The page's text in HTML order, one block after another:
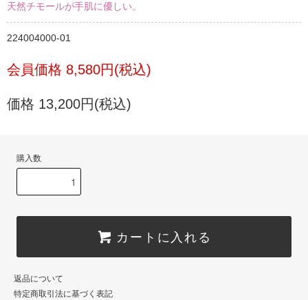
天然チモールが手肌に優しい。
224004000-01
会員価格 8,580円(税込)
価格 13,200円(税込)
購入数
カートに入れる
返品について
特定商取引法に基づく表記